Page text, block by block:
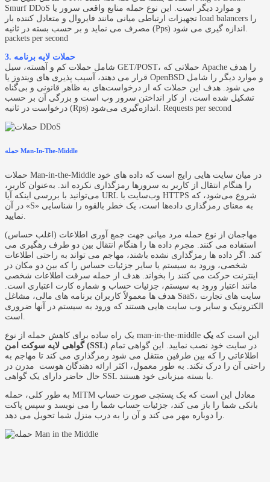
Smurf DDoS و موارد دیگر است. این نوع حمله منابع واقعی سرور یا
تجهیزات ارتباطی میانی مانند فایروال و متعادل کننده بار load balancers را
مصرف می نماید و بر حسب بسته در ثانیه (Pps) اندازه گیری می شود.
packets per second
3. حملات لایه برنامه
شامل حملات کم و آهسته، سیل GET/POST، حملاتی که Apache را هدف
قرار می دهند، آسیب پذیری های ویندوز یا OpenBSD و موارد دیگر را شامل
می شود. هدف این حملات که از درخواست‌های به ظاهر قانونی و بی‌گناه
تشکیل شده است، از کار انداختن سرور وب است و بزرگی آن بر حسب
درخواست در ثانیه (Rps) اندازه‌گیری می‌شود. Requests per second
حمله Man-In-The-Middle
حملات Man-in-the-Middle در میان سایت هایی رایج است که داده های خود
را هنگام انتقال از کاربر به سرورها رمزگذاری نکرده اند. به‌عنوان کاربر،
می‌توانید با بررسی اینکه آیا URL وب‌سایت با HTTPS شروع می‌شود، که
در آن «S» به معنای رمزگذاری داده‌ها است، یک خطر بالقوه را شناسایی
مهاجمان از نوع حمله مرد میانی جهت جمع آوری اطلاعات (اغلب حساس)
استفاده می کنند. مجرم داده ها را هنگام انتقال بین دو طرف رهگیری می
کند. اگر داده ها رمزگذاری نشده باشند، مهاجم می تواند به راحتی اطلاعات
شخصی، ورود به سیستم یا سایر جزئیات حساس را که بین دو مکان در
اینترنت حرکت می کنند را بخواند. هدف از حمله سرقت اطلاعات شخصی
مانند اعتبار ورود به سیستم، جزئیات حساب و شماره کارت اعتباری است.
هدف ها معمولاً کاربران برنامه های مالی، مشاغل SaaS، سایت های تجارت
الکترونیک و سایر وب سایت هایی هستند که ورود به سیستم در آنها ضروری
یک راه ساده برای کاهش حمله از نوع man-in-the-middle این است که یک
گواهی لایه سوکت امن (SSL)
اطلاعاتی را که بین طرفین منتقل می شود رمزگذاری می کند تا مهاجم به
راحتی آن را درک نکند. به طور معمول، اکثر ارائه دهندگان هوست مدرن در
به طور کلی، حمله MITM معادل این است که یک پستچی صورت حساب
بانکی شما را باز می کند، جزئیات حساب شما را می نویسد و سپس پاکت